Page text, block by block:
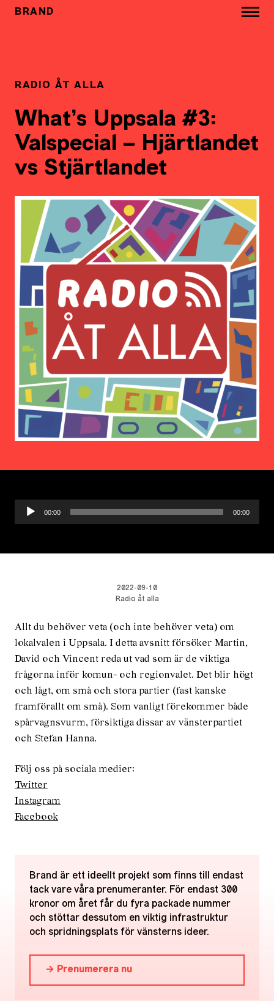
BRAND
RADIO ÅT ALLA
What’s Uppsala #3:
Valspecial – Hjärtlandet
vs Stjärtlandet
Ljudspelare
00:00 00:00
2022-09-10
Radio åt alla
Allt du behöver veta (och inte behöver veta) om
lokalvalen i Uppsala. I detta avsnitt försöker Martin,
David och Vincent reda ut vad som är de viktiga
frågorna inför komun- och regionvalet. Det blir högt
och lågt, om små och stora partier (fast kanske
framförallt om små). Som vanligt förekommer både
spårvagnsvurm, försiktiga dissar av vänsterpartiet
och Stefan Hanna.
Följ oss på sociala medier:
Twitter
Instagram
Facebook
Brand är ett ideellt projekt som finns till endast
tack vare våra prenumeranter. För endast 300
kronor om året får du fyra packade nummer
och stöttar dessutom en viktig infrastruktur
och spridningsplats för vänsterns ideer.
→ Prenumerera nu